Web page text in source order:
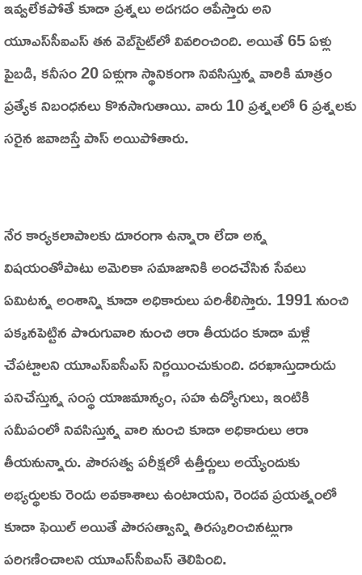
ఇవ్వలేకపోతే కూడా ప్రశ్నలు అడగడం ఆపేస్తారు అని
యూఎస్‌సీఐఎస్‌ తన వెబ్‌సైట్‌లో వివరించింది. అయితే 65 ఏళ్లు
పైబడి, కనీసం 20 ఏళ్లుగా స్థానికంగా నివసిస్తున్న వారికి మాత్రం
ప్రత్యేక నిబంధనలు కొనసాగుతాయి. వారు 10 ప్రశ్నలలో 6 ప్రశ్నలకు
సరైన జవాబిస్తే పాస్‌ అయిపోతారు.
నేర కార్యకలాపాలకు దూరంగా ఉన్నారా లేదా అన్న
విషయంతోపాటు అమెరికా సమాజానికి అందచేసిన సేవలు
ఏమిటన్న అంశాన్ని కూడా అధికారులు పరిశీలిస్తారు. 1991 నుంచి
పక్కనపెట్టిన పొరుగువారి నుంచి ఆరా తీయడం కూడా మళ్లీ
చేపట్టాలని యూఎస్‌ఐసీఎస్‌ నిర్ణయించుకుంది. దరఖాస్తుదారుడు
పనిచేస్తున్న సంస్థ యాజమాన్యం, సహ ఉద్యోగులు, ఇంటికి
సమీపంలో నివసిస్తున్న వారి నుంచి కూడా అధికారులు ఆరా
తీయనున్నారు. పౌరసత్వ పరీక్షలో ఉత్తీర్ణులు అయ్యేందుకు
అభ్యర్థులకు రెండు అవకాశాలు ఉంటాయని, రెండవ ప్రయత్నంలో
కూడా ఫెయిల్‌ అయితే పౌరసత్వాన్ని తిరస్కరించినట్లుగా
పరిగణించాలని యూఎస్‌సీఐఎస్‌ తెలిపింది.